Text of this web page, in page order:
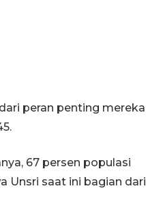
peran penting mereka
67 persen populasi
Unsri saat ini bagian dari